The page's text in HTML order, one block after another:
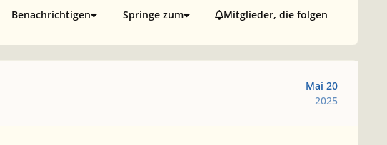
Benachrichtigen Springe zum Mitglieder, die folgen
Mai 20
2025